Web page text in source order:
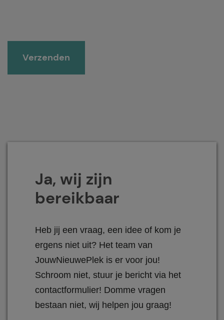
Ja, wij zijn
bereikbaar
Heb jij een vraag, een idee of kom je
ergens niet uit? Het team van
JouwNieuwePlek is er voor jou!
Schroom niet, stuur je bericht via het
contactformulier! Domme vragen
bestaan niet, wij helpen jou graag!